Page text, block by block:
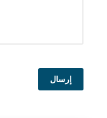
إرسال